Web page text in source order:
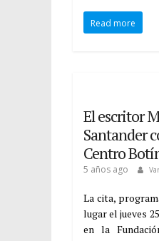
Read more
El escritor
Santander
Centro
5 años ago
La cita,
lugar el jueves
en la